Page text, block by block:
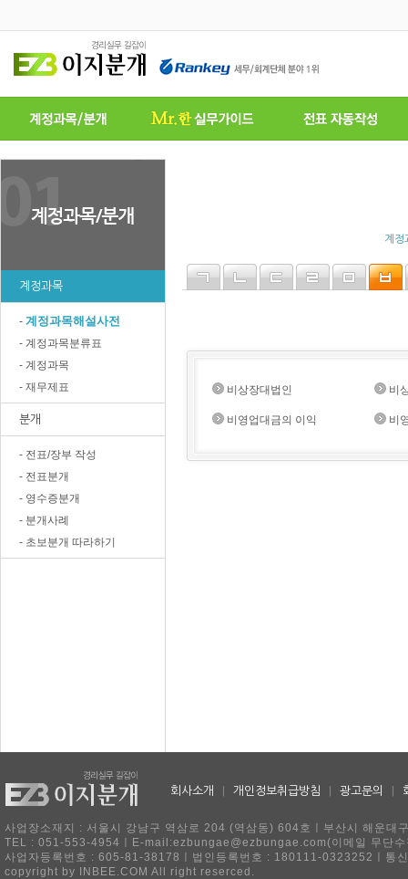
계정과목
- 계정과목해설사전
- 계정과목분류표
- 계정과목
- 재무제표
분개
- 전표/장부 작성
- 전표분개
- 영수증분개
- 분개사례
- 초보분개 따라하기
계정
비상장대법인 비
비영업대금의 이익 비
회사소개 개인정보취급방침 광고문의
사업장소재지 : 서울시 강남구 역삼로 204 (역삼동) 604호ㅣ부산시 해운
TEL : 051-553-4954ㅣE-mail:ezbungae@ezbungae.com(이메일 무단수
사업자등록번호 : 605-81-38178ㅣ법인등록번호 : 180111-0323252ㅣ통
copyright by INBEE.COM All right reserced.